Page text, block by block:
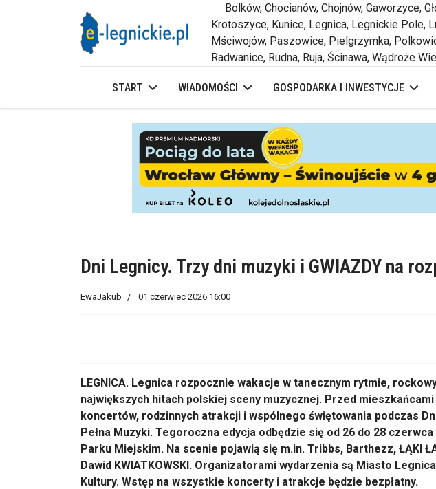
Bolków, Chocianów, Chojnów, Gaworzyce,
Krotoszyce, Kunice, Legnica, Legnickie Pole,
Mściwojów, Paszowice, Pielgrzymka,
Radwanice, Rudna, Ruja, Ścinawa, Wądroże
START WIADOMOŚCI GOSPODARKA I INWESTYCJE
Dni Legnicy. Trzy dni muzyki i GWIAZDY na
EwaJakub 01 czerwiec 2026 16:00
LEGNICA. Legnica rozpocznie wakacje w tanecznym rytmie,
największych hitach polskiej sceny muzycznej. Przed
koncertów, rodzinnych atrakcji i wspólnego świętowania podczas
Pełna Muzyki. Tegoroczna edycja odbędzie się od 26 do 28
Parku Miejskim. Na scenie pojawią się m.in. Tribbs, Barthezz, ŁĄKI
Dawid KWIATKOWSKI. Organizatorami wydarzenia są Miasto
Kultury. Wstęp na wszystkie koncerty i atrakcje będzie bezpłatny.